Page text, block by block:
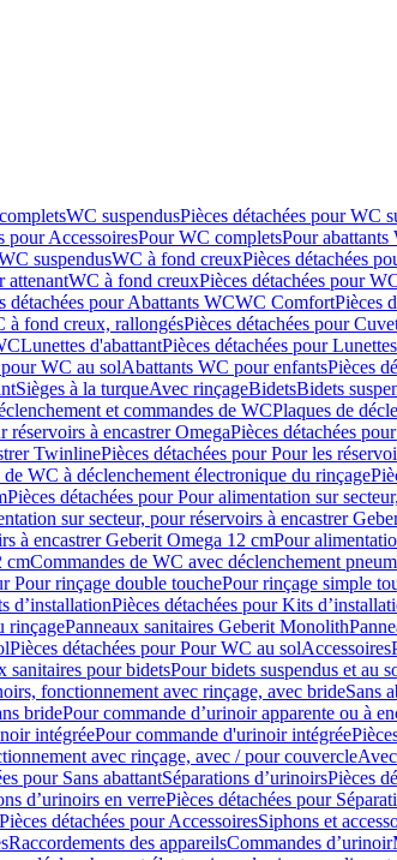
WC suspendusPièces détachées pour WC
pour AccessoiresPour WC completsPour abattants
suspendusWC à fond creuxPièces détachées
attenantWC à fond creuxPièces détachées pour
détachées pour Abattants WCWC ComfortPièces
à fond creux, rallongésPièces détachées pour
Lunettes d'abattantPièces détachées pour
pour WC au solAbattants WC pour enfantsPièces
Sièges à la turqueAvec rinçageBidetsBidets
et commandes de WCPlaques de
réservoirs à encastrer OmegaPièces détachées
TwinlinePièces détachées pour Pour les
de WC à déclenchement électronique du rinçage
Pièces détachées pour Pour alimentation sur
sur secteur, pour réservoirs à encastrer
à encastrer Geberit Omega 12 cmPour
cmCommandes de WC avec déclenchement
Pour rinçage double touchePour rinçage simple
d’installationPièces détachées pour Kits
rinçagePanneaux sanitaires Geberit Monolith
Pièces détachées pour Pour WC au solAccessoires
sanitaires pour bidetsPour bidets suspendus et au
fonctionnement avec rinçage, avec brideSans
bridePour commande d’urinoir apparente ou à
intégréePour commande d'urinoir intégrée
avec rinçage, avec / pour couvercle
pour Sans abattantSéparations d’urinoirsPièces
d’urinoirs en verrePièces détachées pour
Pièces détachées pour AccessoiresSiphons et
Raccordements des appareilsCommandes dʼurinoir